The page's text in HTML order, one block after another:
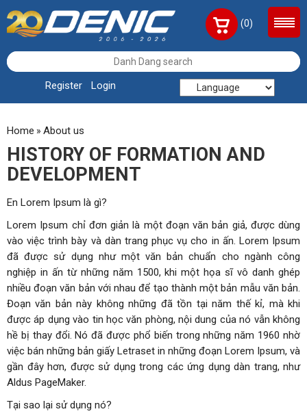
(0)
Register Login
Home » About us
HISTORY OF FORMATION AND
DEVELOPMENT
En Lorem Ipsum là gì?
Lorem Ipsum chỉ đơn giản là một đoạn văn bản giả, được dùng
vào việc trình bày và dàn trang phục vụ cho in ấn. Lorem Ipsum
đã được sử dụng như một văn bản chuẩn cho ngành công
nghiệp in ấn từ những năm 1500, khi một họa sĩ vô danh ghép
nhiều đoạn văn bản với nhau để tạo thành một bản mẫu văn bản.
Đoạn văn bản này không những đã tồn tại năm thế kỉ, mà khi
được áp dụng vào tin học văn phòng, nội dung của nó vẫn không
hề bị thay đổi. Nó đã được phổ biến trong những năm 1960 nhờ
việc bán những bản giấy Letraset in những đoạn Lorem Ipsum, và
gần đây hơn, được sử dụng trong các ứng dụng dàn trang, như
Aldus PageMaker.
Tại sao lại sử dụng nó?